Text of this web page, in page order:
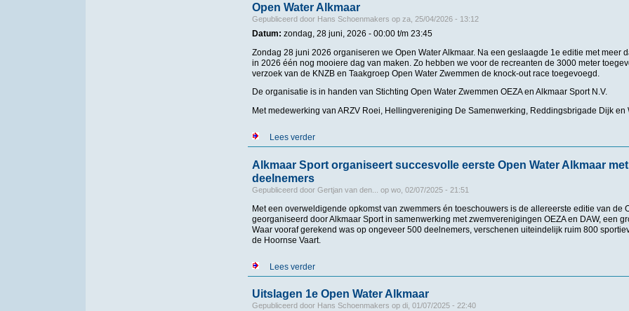
Open Water Alkmaar
Gepubliceerd door Hans Schoenmakers op za, 25/04/2026 - 13:12
Datum: zondag, 28 juni, 2026 - 00:00t/m 23:45
Zondag 28 juni 2026 organiseren we Open Water Alkmaar. Na een geslaagde 1e editie met meer
in 2026 één nog mooiere dag van maken. Zo hebben we voor de recreanten de 3000 meter
verzoek van de KNZB en Taakgroep Open Water Zwemmen de knock-out race toegevoegd.
De organisatie is in handen van Stichting Open Water Zwemmen OEZA en Alkmaar Sport N.V.
Met medewerking van ARZV Roei, Hellingvereniging De Samenwerking, Reddingsbrigade Dijk en
Lees verderover Open Water Alkmaar
Alkmaar Sport organiseert succesvolle eerste Open Water Alkmaar
deelnemers
Gepubliceerd door Gertjan van den... op wo, 02/07/2025 - 21:51
Met een overweldigende opkomst van zwemmers én toeschouwers is de allereerste editie van de
georganiseerd door Alkmaar Sport in samenwerking met zwemverenigingen OEZA en DAW, een
Waar vooraf gerekend was op ongeveer 500 deelnemers, verschenen uiteindelijk ruim 800
de Hoornse Vaart.
Lees verderover Alkmaar Sport organiseert succesvolle eerste Open Water Alkmaar met
Uitslagen 1e Open Water Alkmaar
Gepubliceerd door Hans Schoenmakers op di, 01/07/2025 - 22:40